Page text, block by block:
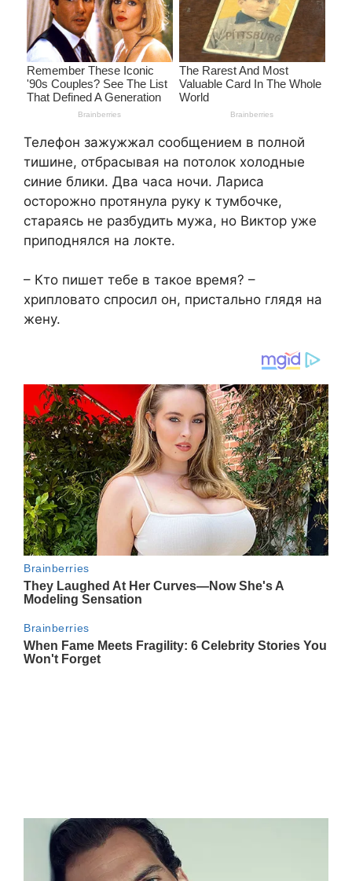
Телефон зажужжал сообщением в полной
тишине, отбрасывая на потолок холодные
синие блики. Два часа ночи. Лариса
осторожно протянула руку к тумбочке,
стараясь не разбудить мужа, но Виктор уже
приподнялся на локте.
– Кто пишет тебе в такое время? –
хрипловато спросил он, пристально глядя на
жену.